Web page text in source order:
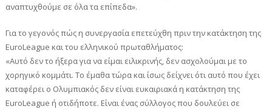
αναπτυχθούμε σε όλα τα επίπεδα».
Για το γεγονός πώς η συνεργασία επετεύχθη πριν την κατάκτηση της
EuroLeague και του ελληνικού πρωταθλήματος:
«Αυτό δεν το ήξερα για να είμαι ειλικρινής, δεν ασχολούμαι με το
χορηγικό κομμάτι. Το έμαθα τώρα και ίσως δείχνει ότι αυτό που έχει
καταφέρει ο Ολυμπιακός δεν είναι ευκαιριακά η κατάκτηση της
EuroLeague ή οτιδήποτε. Είναι ένας σύλλογος που δουλεύει σε